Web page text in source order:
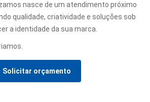
nasce de um atendimento próximo
qualidade, criatividade e soluções sob
a identidade da sua marca.
Solicitar orçamento